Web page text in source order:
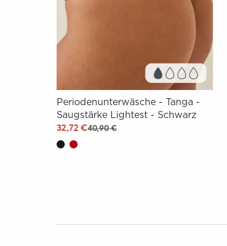
Periodenunterwäsche - Tanga -
Saugstärke Lightest - Schwarz
32,72 €40,90 €